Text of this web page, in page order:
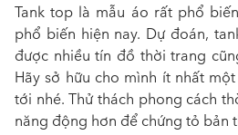
Tank top là mẫu áo rất phổ
phổ biến hiện nay. Dự đoán,
được nhiều tín đồ thời trang
Hãy sở hữu cho mình ít nhất
tới nhé. Thử thách phong cách
năng động hơn để chứng tỏ bản